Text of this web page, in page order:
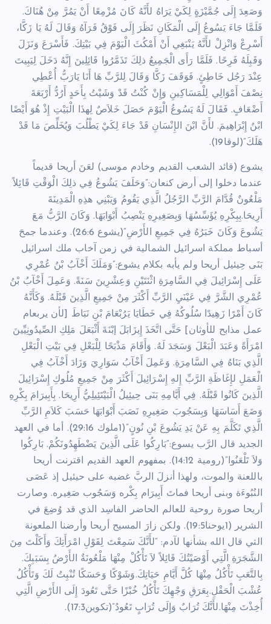
وَصَعِدَ إِلَى جُمَّيْزَةٍ لِكَيْ يَرَاهُ لأَنَّهُ كَانَ مُزْمِعًا أَنْ يَمُرَّ مِنْ هُنَاكَ.
فَلَمَّا جَاءَ يَسُوعُ إِلَى الْمَكَانِ نَظَرَ إِلَى فَوْقُ فَرَآهُ وَقَالَ لَهُ يَا زَكَّا،
أَسْرِعْ وَانْزِلْ لأَنَّهُ يَنْبَغِي أَنْ أَمْكُثَ الْيَوْمَ فِي بَيْتِكَ. فَأَسْرَعَ وَنَزَلَ
وَقَبِلَهُ فَرِحًا. فَلَمَّا رَأَى الْجَمِيعُ ذلِكَ تَذَمَّرُوا قَائِلِينَ إِنَّهُ دَخَلَ لِيَبِيتَ
عِنْدَ رَجُل خَاطِئٍ. فَوَقَفَ زَكَّا وَقَالَ لِلرَّبِّ هَا أَنَا يَارَبُّ أُعْطِي
نِصْفَ أَمْوَالِي لِلْمَسَاكِينِ وَإِنْ كُنْتُ قَدْ وَشَيْتُ بِأَحَدٍ أَرُدُّ أَرْبَعَةَ
أَضْعَافٍ. فَقَالَ لَهُ يَسُوعُ الْيَوْمَ حَصَلَ خَلاَصٌ لِهذَا الْبَيْتِ إِذْ هُوَ أَيْضًا
ابْنُ إِبْرَاهِيمَ. لأَنَّ ابْنَ الإِنْسَانِ قَدْ جَاءَ لِكَيْ يَطْلُبَ وَيُخَلِّصَ مَا قَدْ
هَلَكَ”(لوقا19).
يشوع (قائد الشعب القديم وخادم موسى) لعَنَ أريحا قديماً
عندما دخلوا إلى أرض كنعان:”وَحَلَفَ يَشُوعُ فِي ذلِكَ الْوَقْتِ قَائِلاً
مَلْعُونٌ قُدَّامَ الرَّبِّ الرَّجُلُ الَّذِي يَقُومُ وَيَبْنِي هذِهِ الْمَدِينَةَ
أَرِيحَا.بِبِكْرِهِ يُؤَسِّسُهَا وَبِصَغِيرِهِ يَنْصِبُ أَبْوَابَهَا. وَكَانَ الرَّبُّ مَعَ
يَشُوعَ وَكَانَ خَبَرُهُ فِي جَمِيعِ الأَرْضِ”(يشوع 26:6). وعندما جمحَ
أسباط مملكة اسرائيل الشمالية في زمن آخاب ملك اسرائيل
بَنَى حِيئيل أريحا ولم يأبه بكلام يشوع:”وَمَلَكَ أَخْآبُ بْنُ عُمْرِي
عَلَى إِسْرَائِيلَ فِي السَّامِرَةِ اثْنَتَيْنِ وَعِشْرِينَ سَنَةً. وَعَمِلَ أَخْآبُ بْنُ
عُمْرِي الشَّرَّ فِي عَيْنَيِ الرَّبِّ أَكْثَرَ مِنْ جَمِيعِ الَّذِينَ قَبْلَهُ. وَكَأَنَّهُ
كَانَ أَمْرًا زَهِيدًا سُلُوكُهُ فِي خَطَايَا يَرُبْعَامَ بْنِ نَبَاطَ [لأن يربعام
عمل مذابح للأوثان] حَتَّى اتَّخَذَ إِيزَابَلَ إبْنَةَ أَثْبَعَلَ مَلِكِ الصِّيدُونِيِّينَ
امْرَأَةً وَعَبَدَ الْبَعْلَ وَسَجَدَ لَهُ. وَأَقَامَ مَذْبَحًا لِلْبَعْلِ فِي بَيْتِ الْبَعْلِ
الَّذِي بَنَاهُ فِي السَّامِرَةِ. وَعَمِلَ أَخْآبُ سَوَارِيَ وَزَادَ أَخْآبُ فِي
الْعَمَلِ لإِغَاظَةِ الرَّبِّ إِلهِ إِسْرَائِيلَ أَكْثَرَ مِنْ جَمِيعِ مُلُوكِ إِسْرَائِيلَ
الَّذِينَ كَانُوا قَبْلَهُ. فِي أَيَّامِهِ بَنَى حِيئِيلُ الْبَيْتَئِيلِيُّ أَرِيحَا. بِأَبِيرَامَ بِكْرِهِ
وَضَعَ أَسَاسَهَا وَبِسَجُوبَ صَغِيرِهِ نَصَبَ أَبْوَابَهَا حَسَبَ كَلاَمِ الرَّبِّ
الَّذِي تَكَلَّمَ بِهِ عَنْ يَدِ يَشُوعَ بْنِ نُونٍ”(1ملوك 29:16). أما في العهد
الجديد قال الرَّب يسوع:”بَارِكُوا عَلَى الَّذِينَ يَضْطَهِدُونَكُمْ. بَارِكُوا
وَلاَ تَلْعَنُوا”(رومية 14:12). بمفهوم العهد القديم اقترنت أريحا
باللعنة والموت، ولهذا أنزلَ الربَّ غضبه على حيئيل إذ عَصَى
النُبُوءَة وبنى أريحا فماتَ أَبِيرَام بِكْره وَسَجُوب صَغِيره. وصارت
أريحا صورة روحية للعالم الحاضر الفاسِد الذي قد وُضِعَ في
الشرير (1يوحنا19:5). ولكن زارَ المسيح أريحا وأرضنا الملعونة
التي قال الله بشأنها لآدم: “لأَنَّكَ سَمِعْتَ لِقَوْلِ امْرَأَتِكَ وَأَكَلْتَ مِنَ
الشَّجَرَةِ الَّتِي أَوْصَيْتُكَ قَائِلاً لاَ تَأْكُلْ مِنْهَا مَلْعُونَةٌ الأَرْضُ بِسَبَبِكَ.
بِالتَّعَبِ تَأْكُلُ مِنْهَا كُلَّ أَيَّامِ حَيَاتِكَ.وَشَوْكًا وَحَسَكًا تُنْبِتُ لَكَ وَتَأْكُلُ
عُشْبَ الْحَقْلِ.بِعَرَقِ وَجْهِكَ تَأْكُلُ خُبْزًا حَتَّى تَعُودَ إِلَى الأَرْضِ الَّتِي
أُخِذْتَ مِنْهَا.لأَنَّكَ تُرَابٌ وَإِلَى تُرَابٍ تَعُودُ”(تكوين17:3).